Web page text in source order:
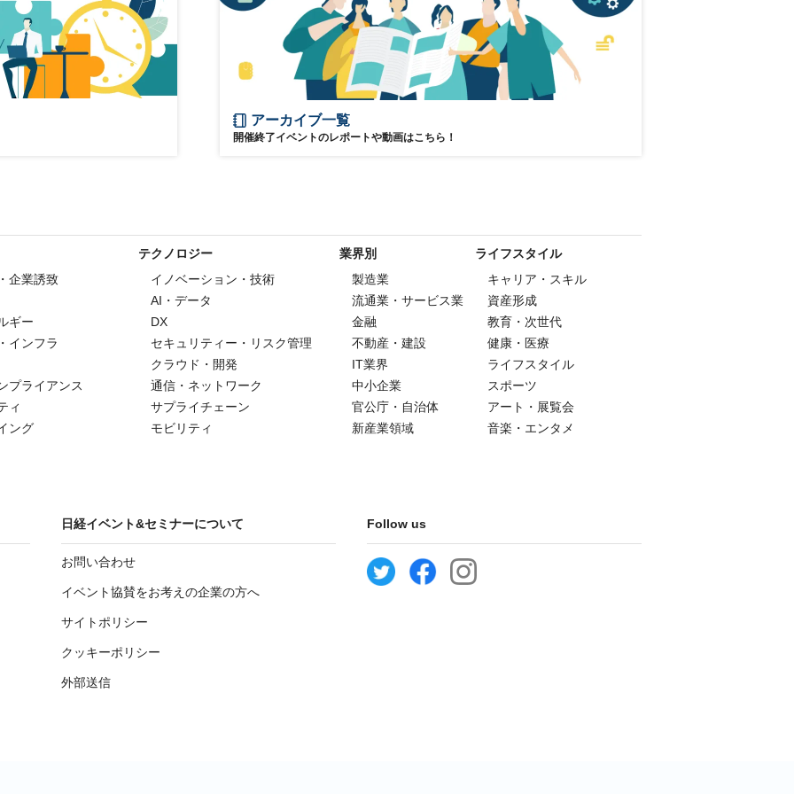
アーカイブ一覧
開催終了イベントのレポートや動画はこちら！
企業誘致
ギー
インフラ
プライアンス
ィ
ング
テクノロジー
イノベーション・技術
AI・データ
DX
セキュリティー・リスク管理
クラウド・開発
通信・ネットワーク
サプライチェーン
モビリティ
業界別
製造業
流通業・サービス業
金融
不動産・建設
IT業界
中小企業
官公庁・自治体
新産業領域
ライフスタイル
キャリア・スキル
資産形成
教育・次世代
健康・医療
ライフスタイル
スポーツ
アート・展覧会
音楽・エンタメ
日経イベント&セミナーについて
お問い合わせ
イベント協賛をお考えの企業の方へ
サイトポリシー
クッキーポリシー
外部送信
Follow us